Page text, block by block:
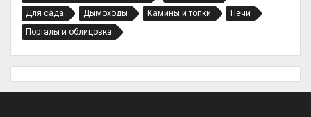
Для сада
Дымоходы Камины и топки
Печи
Порталы и облицовка